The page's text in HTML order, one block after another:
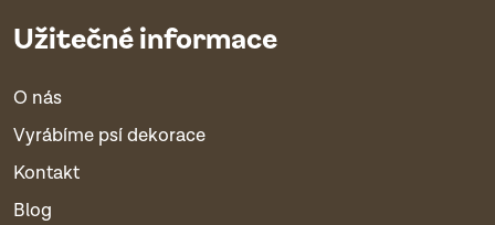
Užitečné informace
O nás
Vyrábíme psí dekorace
Kontakt
Blog